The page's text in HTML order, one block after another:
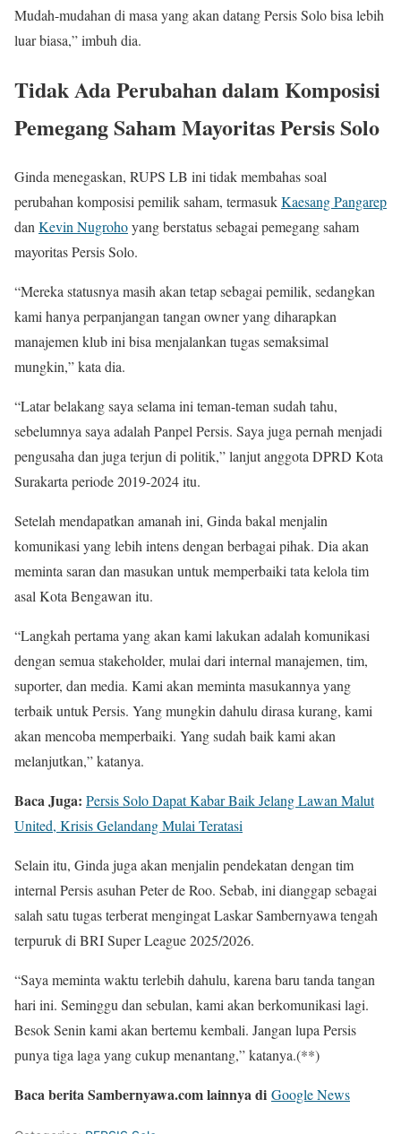
Mudah-mudahan di masa yang akan datang Persis Solo bisa lebih
luar biasa,” imbuh dia.
Tidak Ada Perubahan dalam Komposisi
Pemegang Saham Mayoritas Persis Solo
Ginda menegaskan, RUPS LB ini tidak membahas soal
perubahan komposisi pemilik saham, termasukKaesang Pangarep
dan Kevin Nugrohoyang berstatus sebagai pemegang saham
mayoritas Persis Solo.
“Mereka statusnya masih akan tetap sebagai pemilik, sedangkan
kami hanya perpanjangan tangan owner yang diharapkan
manajemen klub ini bisa menjalankan tugas semaksimal
mungkin,” kata dia.
“Latar belakang saya selama ini teman-teman sudah tahu,
sebelumnya saya adalah Panpel Persis. Saya juga pernah menjadi
pengusaha dan juga terjun di politik,” lanjut anggota DPRD Kota
Surakarta periode 2019-2024 itu.
Setelah mendapatkan amanah ini, Ginda bakal menjalin
komunikasi yang lebih intens dengan berbagai pihak. Dia akan
meminta saran dan masukan untuk memperbaiki tata kelola tim
asal Kota Bengawan itu.
“Langkah pertama yang akan kami lakukan adalah komunikasi
dengan semua stakeholder, mulai dari internal manajemen, tim,
suporter, dan media. Kami akan meminta masukannya yang
terbaik untuk Persis. Yang mungkin dahulu dirasa kurang, kami
akan mencoba memperbaiki. Yang sudah baik kami akan
melanjutkan,” katanya.
Baca Juga: Persis Solo Dapat Kabar Baik Jelang Lawan Malut
United, Krisis Gelandang Mulai Teratasi
Selain itu, Ginda juga akan menjalin pendekatan dengan tim
internal Persis asuhan Peter de Roo. Sebab, ini dianggap sebagai
salah satu tugas terberat mengingat Laskar Sambernyawa tengah
terpuruk di BRI Super League 2025/2026.
“Saya meminta waktu terlebih dahulu, karena baru tanda tangan
hari ini. Seminggu dan sebulan, kami akan berkomunikasi lagi.
Besok Senin kami akan bertemu kembali. Jangan lupa Persis
punya tiga laga yang cukup menantang,” katanya.(**)
Baca berita Sambernyawa.com lainnya di Google News